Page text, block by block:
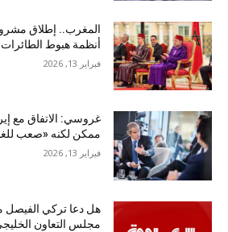
المغرب.. إطلاق
أنظمة هبوط الطائرات
فبراير 13, 2026
غروسي: الاتفاق مع
ممكن لكنه «صعب
فبراير 13, 2026
هل دعا تركي الفيصل
مجلس التعاون